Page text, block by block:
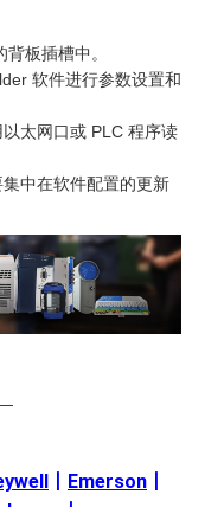
板插槽中。
软件进行参数设置和
太网口或 PLC 程序读
中在软件配置的更新
Emerson